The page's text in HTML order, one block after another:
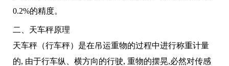
0.2%的精度。
二、天车秤原理
天车秤（行车秤）是在吊运重物的过程中进行称重计量
的, 由于行车纵、横方向的行驶, 重物的摆晃,必然对传感